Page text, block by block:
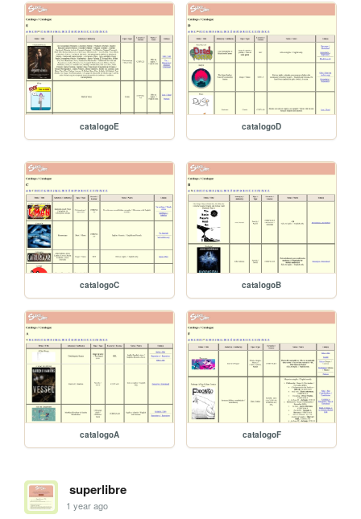
catalogoE catalogoD
catalogoC catalogoB
catalogoA catalogoF
superlibre
1 year ago